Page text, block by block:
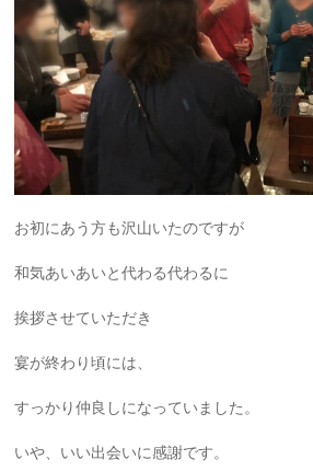
お初にあう方も沢山いたのですが
和気あいあいと代わる代わるに
挨拶させていただき
宴が終わり頃には、
すっかり仲良しになっていました。
いや、いい出会いに感謝です。